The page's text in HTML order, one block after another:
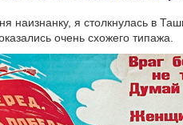
наизнанку, я столкнулась в
очень схожего типажа.